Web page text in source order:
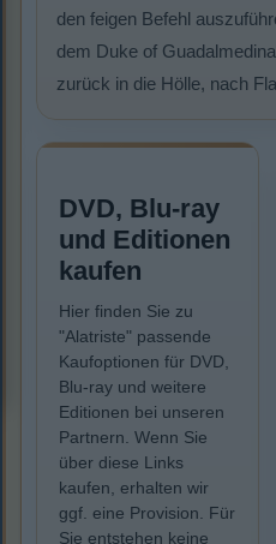
den feigen Befehl
dem Duke of
zurück in die Hölle, nach
DVD, Blu-ray
und Editionen
kaufen
Hier finden Sie zu
"Alatriste" passende
Kaufoptionen für DVD,
Blu-ray und weitere
Editionen bei unseren
Partnern. Wenn Sie
über diese Links
kaufen, erhalten wir
ggf. eine Provision. Für
Sie entstehen keine